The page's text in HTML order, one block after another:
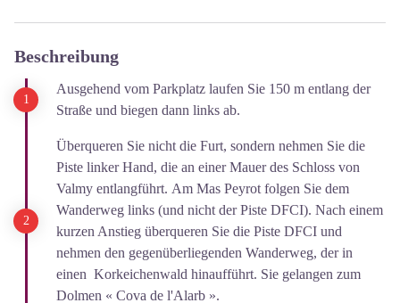
Beschreibung
Ausgehend vom Parkplatz laufen Sie 150 m entlang der
Straße und biegen dann links ab.
Überqueren Sie nicht die Furt, sondern nehmen Sie die
Piste linker Hand, die an einer Mauer des Schloss von
Valmy entlangführt. Am Mas Peyrot folgen Sie dem
Wanderweg links (und nicht der Piste DFCI). Nach einem
kurzen Anstieg überqueren Sie die Piste DFCI und
nehmen den gegenüberliegenden Wanderweg, der in
einen Korkeichenwald hinaufführt. Sie gelangen zum
Dolmen « Cova de l'Alarb ».